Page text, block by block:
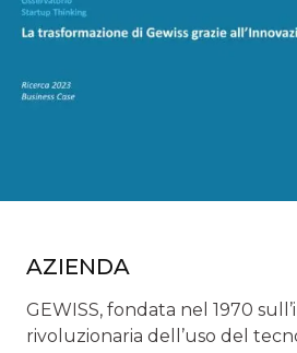
AZIENDA
GEWISS, fondata nel 1970
rivoluzionaria dell’uso del